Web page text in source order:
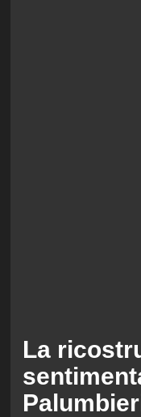
La